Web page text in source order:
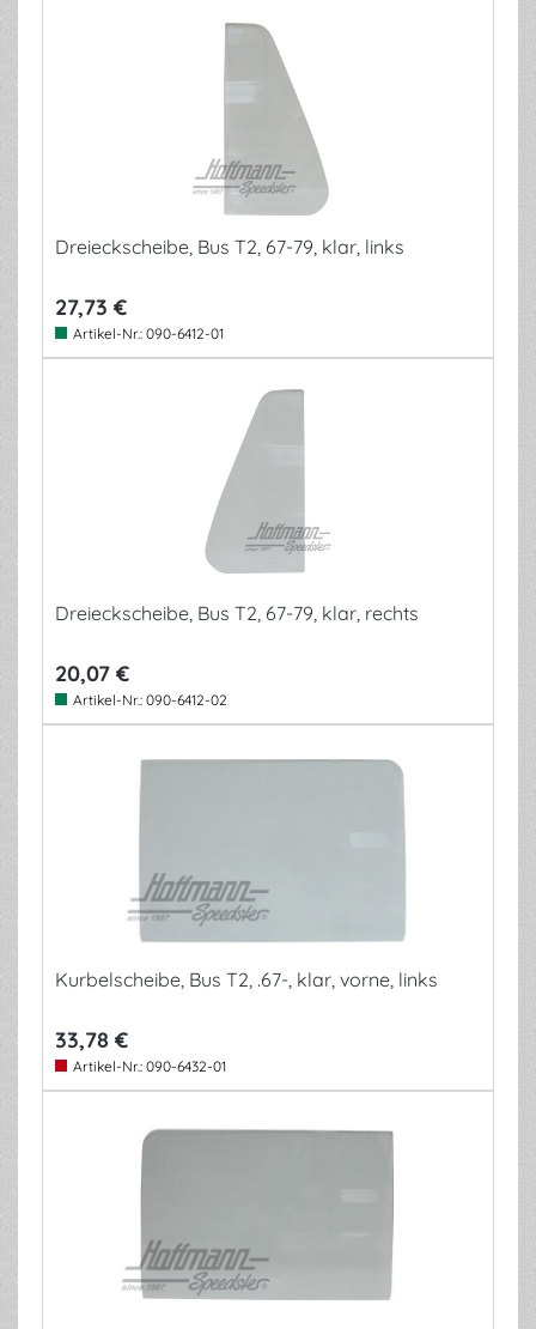
Dreieckscheibe, Bus T2, 67-79, klar, links
27,73 €
Artikel-Nr.: 090-6412-01
Dreieckscheibe, Bus T2, 67-79, klar, rechts
20,07 €
Artikel-Nr.: 090-6412-02
Kurbelscheibe, Bus T2, .67-, klar, vorne, links
33,78 €
Artikel-Nr.: 090-6432-01